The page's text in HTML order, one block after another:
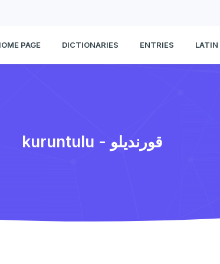
PAGE DICTIONARIES ENTRIES LATIN
kuruntulu - قورندیلو